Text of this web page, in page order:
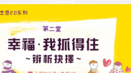
努力，產生真實的幸福